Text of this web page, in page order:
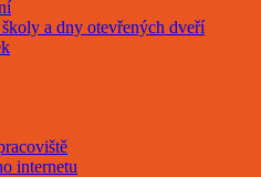
a dny otevřených dveří
internetu